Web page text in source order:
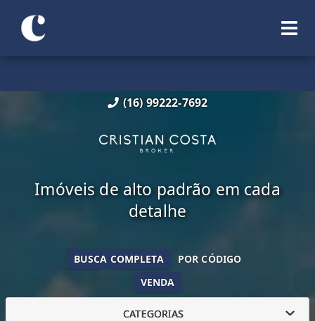
(16) 99222-7692
Imóveis de alto padrão em cada
detalhe
VENDA
BUSCA COMPLETA POR CÓDIGO
CATEGORIAS